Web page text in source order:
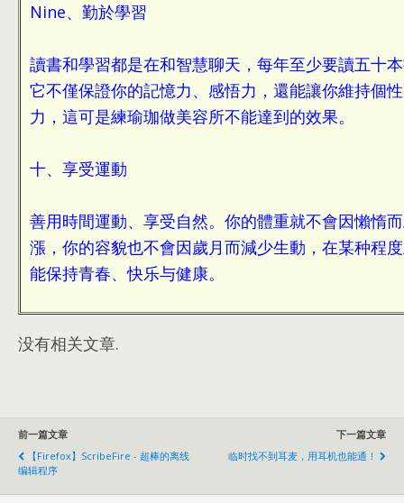
Nine、勤於學習
讀書和學習都是在和智慧聊天，每年至少要讀五十
它不僅保證你的記憶力、感悟力，還能讓你維持個
力，這可是練瑜珈做美容所不能達到的效果。
十、享受運動
善用時間運動、享受自然。你的體重就不會因懶惰
漲，你的容貌也不會因歲月而減少生動，在某种程
能保持青春、快乐与健康。
没有相关文章.
前一篇文章
【Firefox】ScribeFire - 超棒的离线
编辑程序
下一篇文章
临时找不到耳麦，用耳机也能通！